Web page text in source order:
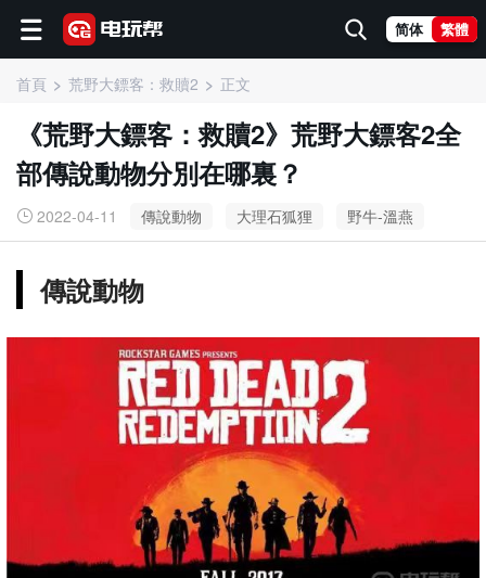
简体 繁體
首頁 荒野大鏢客：救贖2 正文
《荒野大鏢客：救贖2》荒野大鏢客2全
部傳說動物分別在哪裏？
2022-04-11 傳說動物 大理石狐狸 野牛-溫燕
傳說動物